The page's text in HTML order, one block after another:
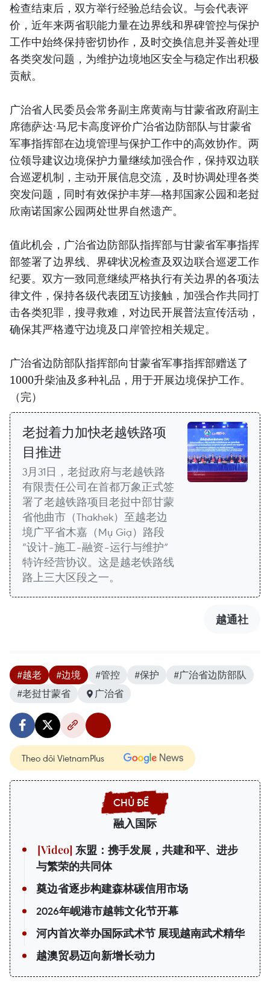
检查结束后，双方举行经验总结会议。与会代表评
价，近年来两省职能力量在边界线和界碑管控与保护
工作中始终保持密切协作，及时交换信息并妥善处理
各类突发问题，为维护边境地区安全与稳定作出积极
贡献。
广治省人民委员会常务副主席黄南与甘蒙省政府副主
席德萨达·马尼卡高度评价广治省边防部队与甘蒙省
军事指挥部在边境管理与保护工作中的高效协作。两
位领导建议边境保护力量继续加强合作，保持双边联
合巡逻机制，主动开展信息交流，及时协调处理各类
突发问题，同时有效保护丰芽—格邦国家公园和老挝
欣南诺国家公园两处世界自然遗产。
值此机会，广治省边防部队指挥部与甘蒙省军事指挥
部签署了边界线、界碑状况检查及双边联合巡逻工作
纪要。双方一致同意继续严格执行有关边界的各项法
律文件，保持各级代表团互访接触，加强合作共同打
击各类犯罪，搜寻救难，对边民开展普法宣传活动，
确保其严格遵守边境及口岸管控相关规定。
广治省边防部队指挥部向甘蒙省军事指挥部赠送了
1000升柴油及多种礼品，用于开展边境保护工作。
（完）
老挝着力加快老越铁路项
目推进
3月31日，老挝政府与老越铁路
有限责任公司在首都万象正式签
署了老越铁路项目老挝中部甘蒙
省他曲市（Thakhek）至越老边
境广平省木嘉（Mụ Giạ）路段
“设计–施工–融资–运行与维护”
特许经营协议。这是越老铁路线
路上三大区段之一。
越通社
#越老 #边境 #管控 #保护
#广治省边防部队
#老挝甘蒙省
广治省
Theo dõi VietnamPlus
融入国际
东盟：携手发展，共建和平、进步
与繁荣的共同体
奠边省逐步构建森林碳信用市场
2026年岘港市越韩文化节开幕
河内首次举办国际武术节 展现越南武术精华
越澳贸易迈向新增长动力